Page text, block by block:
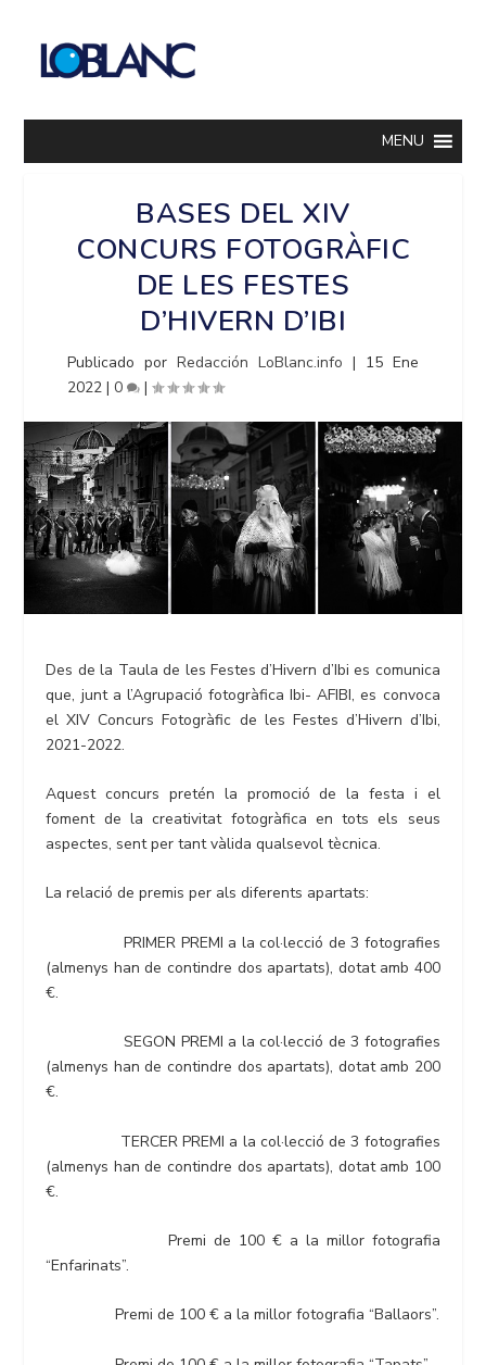
MENU
BASES DEL XIV
CONCURS FOTOGRÀFIC
DE LES FESTES
D’HIVERN D’IBI
Publicado porRedacción LoBlanc.info | 15 Ene
2022 |0 |
Des de la Taula de les Festes d’Hivern d’Ibi es comunica
que, junt a l’Agrupació fotogràfica Ibi- AFIBI, es convoca
el XIV Concurs Fotogràfic de les Festes d’Hivern d’Ibi,
2021-2022.
Aquest concurs pretén la promoció de la festa i el
foment de la creativitat fotogràfica en tots els seus
aspectes, sent per tant vàlida qualsevol tècnica.
La relació de premis per als diferents apartats:
PRIMER PREMI a la col·lecció de 3 fotografies
(almenys han de contindre dos apartats), dotat amb 400
€.
SEGON PREMI a la col·lecció de 3 fotografies
(almenys han de contindre dos apartats), dotat amb 200
€.
TERCER PREMI a la col·lecció de 3 fotografies
(almenys han de contindre dos apartats), dotat amb 100
€.
Premi de 100 € a la millor fotografia
“Enfarinats”.
Premi de 100 € a la millor fotografia “Ballaors”.